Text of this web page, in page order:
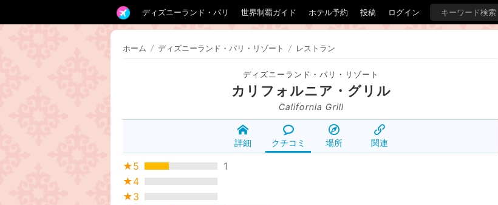
ディズニーランド・パリ 世界制覇ガイド ホテル予約 投稿 ログイン
ホーム / ディズニーランド・パリ・リゾート / レストラン
ディズニーランド・パリ・リゾート
カリフォルニア・グリル
California Grill
詳細 クチコミ 場所 関連
★5
1
★4
★3